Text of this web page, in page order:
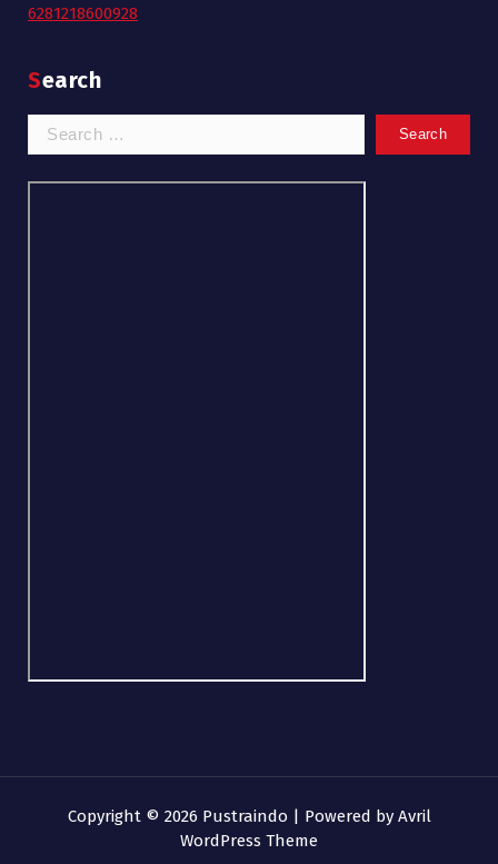
6281218600928
Search
Search
for:
Copyright © 2026 Pustraindo | Powered by Avril
WordPress Theme